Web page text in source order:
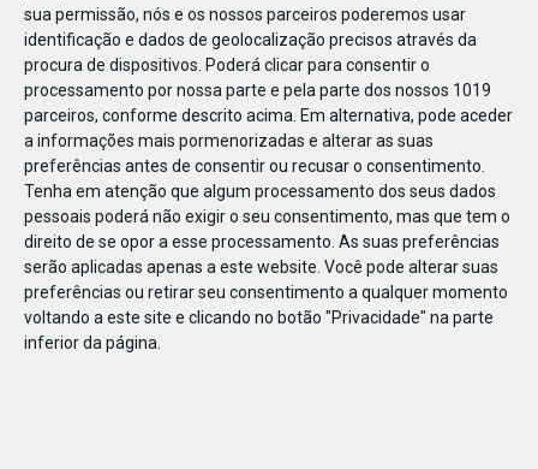
sua permissão, nós e os nossos parceiros poderemos usar
identificação e dados de geolocalização precisos através da
procura de dispositivos. Poderá clicar para consentir o
processamento por nossa parte e pela parte dos nossos 1019
parceiros, conforme descrito acima. Em alternativa, pode aceder
a informações mais pormenorizadas e alterar as suas
preferências antes de consentir ou recusar o consentimento.
Tenha em atenção que algum processamento dos seus dados
pessoais poderá não exigir o seu consentimento, mas que tem o
direito de se opor a esse processamento. As suas preferências
serão aplicadas apenas a este website. Você pode alterar suas
preferências ou retirar seu consentimento a qualquer momento
voltando a este site e clicando no botão "Privacidade" na parte
inferior da página.
631411519734332